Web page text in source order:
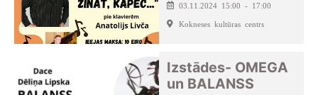
03.11.2024 15:00 - 17:00
Kokneses kultūras centrs
Izstādes- OMEGA
un BALANSS